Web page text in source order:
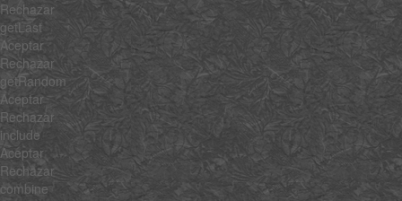
Rechazar
getLast
Aceptar
Rechazar
getRandom
Aceptar
Rechazar
include
Aceptar
Rechazar
combine